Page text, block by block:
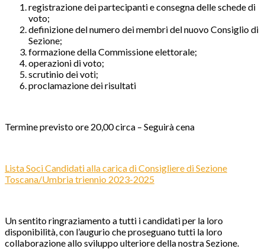
registrazione dei partecipanti e consegna delle schede di
voto;
definizione del numero dei membri del nuovo Consiglio di
Sezione;
formazione della Commissione elettorale;
operazioni di voto;
scrutinio dei voti;
proclamazione dei risultati
Termine previsto ore 20,00 circa – Seguirà cena
Lista Soci Candidati alla carica di Consigliere di Sezione
Toscana/Umbria triennio 2023-2025
Un sentito ringraziamento a tutti i candidati per la loro
disponibilità, con l’augurio che proseguano tutti la loro
collaborazione allo sviluppo ulteriore della nostra Sezione.